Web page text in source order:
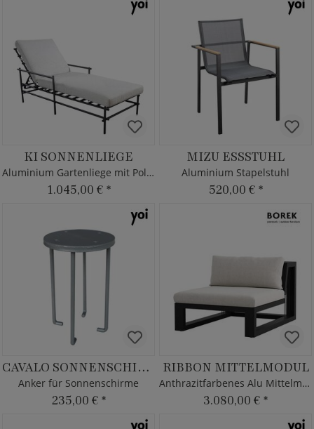
KI SONNENLIEGE
Aluminium Gartenliege mit Polster
1.045,00 € *
MIZU ESSSTUHL
Aluminium Stapelstuhl
520,00 € *
CAVALO SONNENSCHIRM ANKER
Anker für Sonnenschirme
235,00 € *
RIBBON MITTELMODUL
Anthrazitfarbenes Alu Mittelmodul
3.080,00 € *